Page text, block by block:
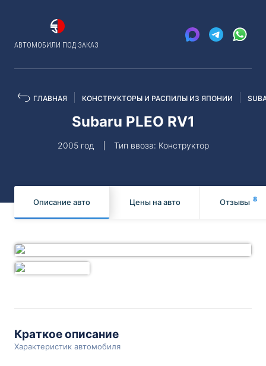
АВТОМОБИЛИ ПОД ЗАКАЗ
ГЛАВНАЯ КОНСТРУКТОРЫ И РАСПИЛЫ ИЗ ЯПОНИИ
Subaru PLEO RV1
2005 год Тип ввоза: Конструктор
Описание авто Цены на авто Отзывы 8
Краткое описание
Характеристик автомобиля